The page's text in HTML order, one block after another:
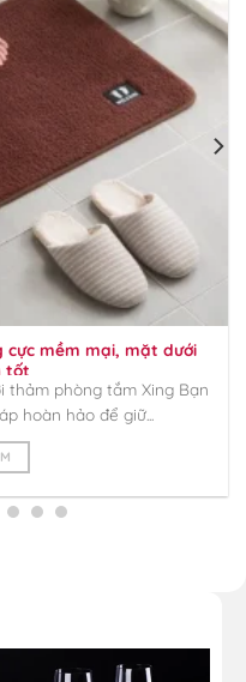
cực mềm mại, mặt dưới
tốt
thảm phòng tắm Xing Bạn
hoàn hảo để giữ...